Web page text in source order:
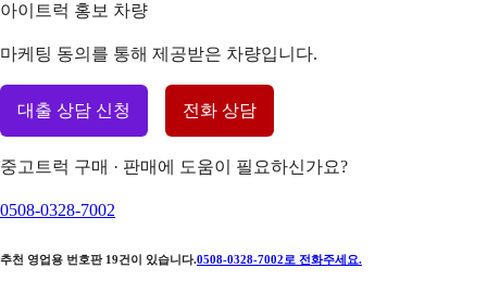
아이트럭 홍보 차량
마케팅 동의를 통해 제공받은 차량입니다.
대출 상담 신청 전화 상담
중고트럭 구매 · 판매에 도움이 필요하신가요?
0508-0328-7002
추천 영업용 번호판 19건이 있습니다.0508-0328-7002 로 전화주세요.